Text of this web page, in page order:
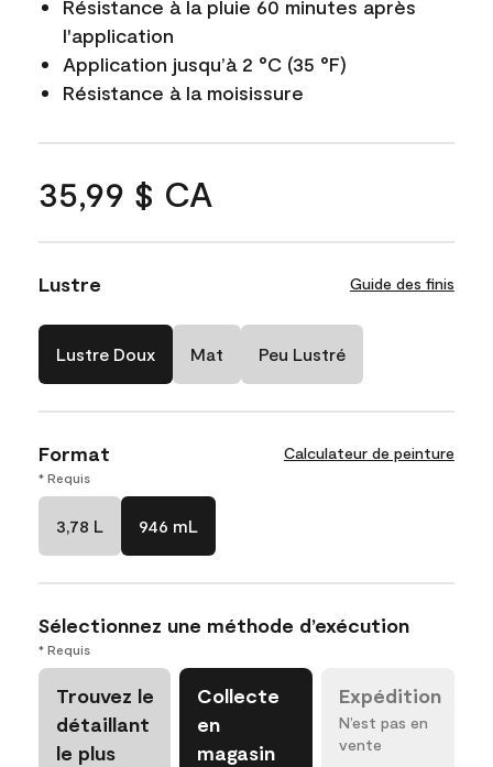
Résistance à la pluie 60 minutes après
l'application
Application jusqu’à 2 °C (35 °F)
Résistance à la moisissure
35,99 $ CA
Lustre Guide des finis
Lustre Doux Mat Peu Lustré
Format Calculateur de peinture
* Requis
3,78 L 946 mL
Sélectionnez une méthode d’exécution
* Requis
Trouvez le
détaillant
le plus
Collecte
en
magasin
Expédition
N’est pas en
vente